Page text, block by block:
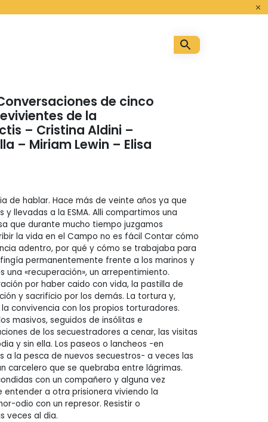
de cinco
de la
– Cristina Aldini –
– Miriam Lewin – Elisa
de hablar. Hace más de veinte años ya que
y llevadas a la ESMA. Alli compartimos una
que durante mucho tiempo juzgamos
la vida en el Campo no es fácil Contar cómo
adentro, por qué y cómo se trabajaba para
permanentemente frente a los marinos y
una «recuperación», un arrepentimiento.
por haber caido con vida, la pastilla de
y sacrificio por los demás. La tortura y,
convivencia con los propios torturadores.
masivos, seguidos de insólitas e
de los secuestradores a cenar, las visitas
y sin ella. Los paseos o lancheos -en
a la pesca de nuevos secuestros- a veces las
carcelero que se quebraba entre lágrimas.
con un compañero y alguna vez
entender a otra prisionera viviendo la
odio con un represor. Resistir o
veces al dia.